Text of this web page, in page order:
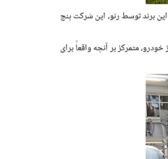
خودرو برسد. تا سال 2014، تصور می‌شد که پس از خرید این برند توسط رنو، این شرکت پنج
از خودرو، متمرکز بر آنچه واقعاً برای